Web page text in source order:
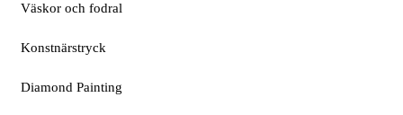
Väskor och fodral
Konstnärstryck
Diamond Painting